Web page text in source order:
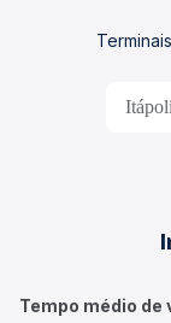
Tempo médio de